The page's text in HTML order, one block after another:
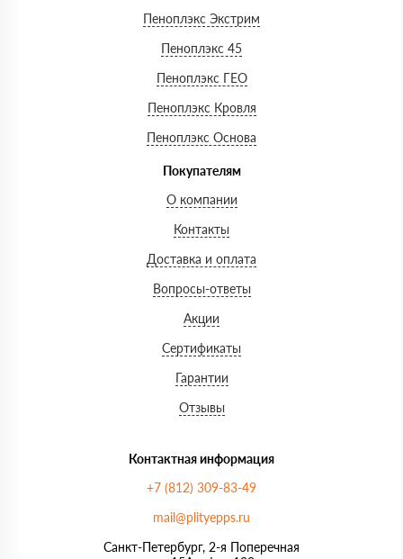
Пеноплэкс Экстрим
Пеноплэкс 45
Пеноплэкс ГЕО
Пеноплэкс Кровля
Пеноплэкс Основа
Покупателям
О компании
Контакты
Доставка и оплата
Вопросы-ответы
Акции
Сертификаты
Гарантии
Отзывы
Контактная информация
+7 (812) 309-83-49
mail@plityepps.ru
Санкт-Петербург, 2-я Поперечная